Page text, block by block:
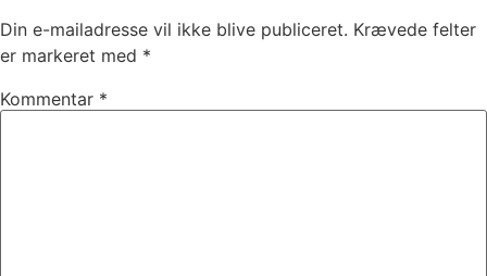
Din e-mailadresse vil ikke blive publiceret. Krævede felter
er markeret med *
Kommentar *